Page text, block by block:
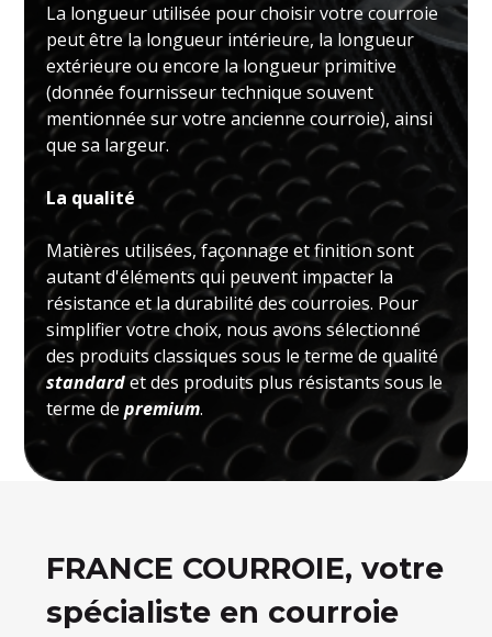
La longueur utilisée pour choisir votre courroie
peut être la longueur intérieure, la longueur
extérieure ou encore la longueur primitive
(donnée fournisseur technique souvent
mentionnée sur votre ancienne courroie), ainsi
que sa largeur.
La qualité
Matières utilisées, façonnage et finition sont
autant d'éléments qui peuvent impacter la
résistance et la durabilité des courroies. Pour
simplifier votre choix, nous avons sélectionné
des produits classiques sous le terme de qualité
standardet des produits plus résistants sous le
terme depremium.
FRANCE COURROIE, votre
spécialiste en courroie